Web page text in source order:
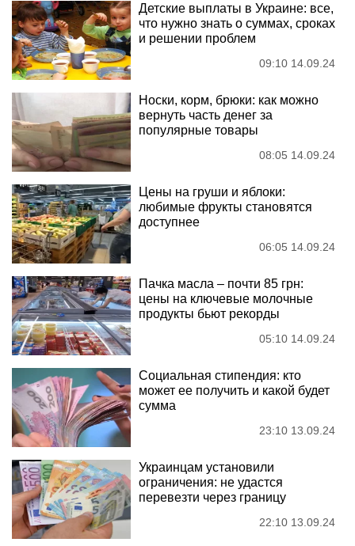
Детские выплаты в Украине: все,
что нужно знать о суммах, сроках
и решении проблем
09:10 14.09.24
Носки, корм, брюки: как можно
вернуть часть денег за
популярные товары
08:05 14.09.24
Цены на груши и яблоки:
любимые фрукты становятся
доступнее
06:05 14.09.24
Пачка масла – почти 85 грн:
цены на ключевые молочные
продукты бьют рекорды
05:10 14.09.24
Социальная стипендия: кто
может ее получить и какой будет
сумма
23:10 13.09.24
Украинцам установили
ограничения: не удастся
перевезти через границу
22:10 13.09.24